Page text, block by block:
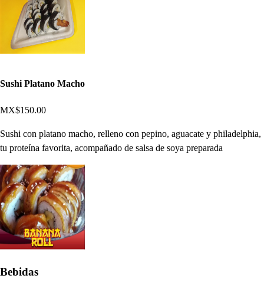
Sushi Platano Macho
MX$150.00
Sushi con platano macho, relleno con pepino, aguacate y philadelphia,
tu proteína favorita, acompañado de salsa de soya preparada
Bebidas